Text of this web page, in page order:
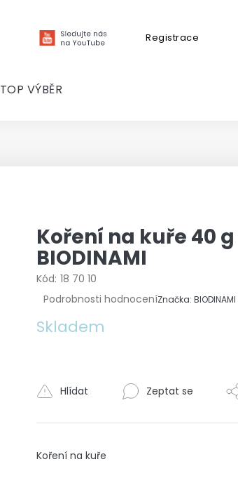
Registrace
TOP VÝBĚR
Koření na kuře 40 g
BIODINAMI
Kód: 18 70 10
Průměrné
produktu
hvězdiček.
Podrobnosti hodnoceníZnačka: BIODINAMI
Skladem
Koření na kuře
Zeptat se
Hlídat